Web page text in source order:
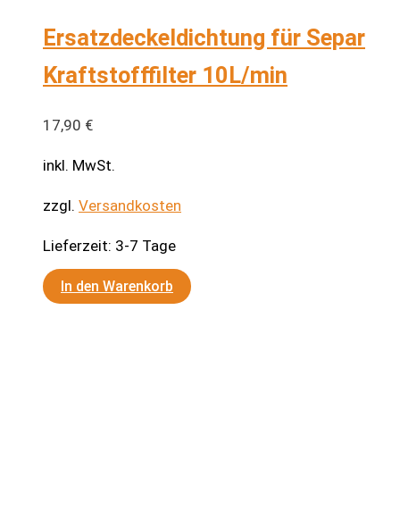
Ersatzdeckeldichtung für Separ
Kraftstofffilter 10L/min
17,90 €
inkl. MwSt.
zzgl. Versandkosten
Lieferzeit: 3-7 Tage
In den Warenkorb